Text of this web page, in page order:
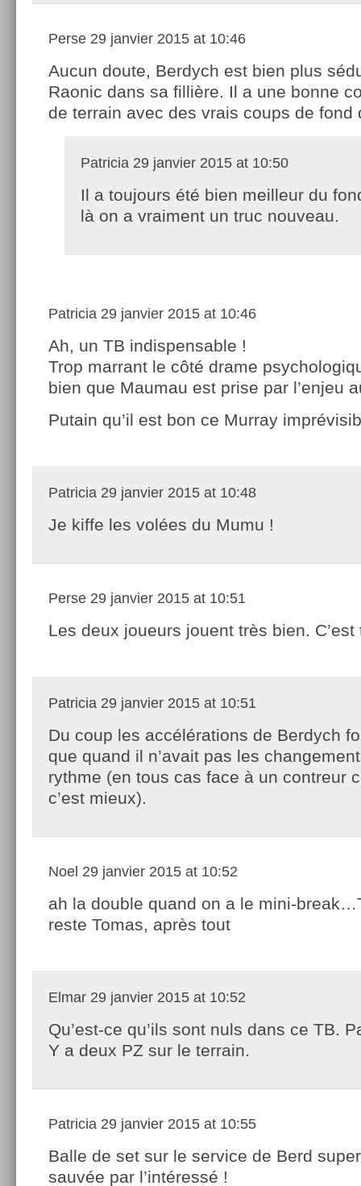
Perse 29 janvier 2015 at 10:46
Aucun doute, Berdych est bien plus
Raonic dans sa fillière. Il a une bonne
de terrain avec des vrais coups de fond
Patricia 29 janvier 2015 at 10:50
Il a toujours été bien meilleur du
là on a vraiment un truc nouveau.
Patricia 29 janvier 2015 at 10:46
Ah, un TB indispensable !
Trop marrant le côté drame
bien que Maumau est prise par l’enjeu
Putain qu’il est bon ce Murray
Patricia 29 janvier 2015 at 10:48
Je kiffe les volées du Mumu !
Perse 29 janvier 2015 at 10:51
Les deux joueurs jouent très bien. C’est
Patricia 29 janvier 2015 at 10:51
Du coup les accélérations de Berdych
que quand il n’avait pas les
rythme (en tous cas face à un contreur
c’est mieux).
Noel 29 janvier 2015 at 10:52
ah la double quand on a le mini-
reste Tomas, après tout
Elmar 29 janvier 2015 at 10:52
Qu’est-ce qu’ils sont nuls dans ce TB.
Y a deux PZ sur le terrain.
Patricia 29 janvier 2015 at 10:55
Balle de set sur le service de Berd
sauvée par l’intéressé !